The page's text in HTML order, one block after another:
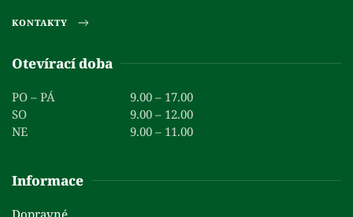
KONTAKTY
Otevírací doba
PO – PÁ
9.00 – 17.00
SO
9.00 – 12.00
NE
9.00 – 11.00
Informace
Dopravné